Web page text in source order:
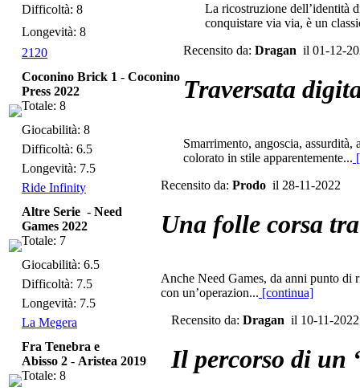
La ricostruzione dell’identità
conquistare via via, è un
Difficoltà: 8
Longevità: 8
2120
Recensito da: Dragan il 01-12-
Traversata
Smarrimento, angoscia,
colorato in stile apparentemente...
Coconino Brick 1 - Coconino
Press 2022
Totale: 8
Giocabilità: 8
Difficoltà: 6.5
Longevità: 7.5
Ride Infinity
Recensito da: Prodo il 28-11-2022
Una folle corsa
Anche Need Games, da anni punto
con un’operazion... [continua]
Altre Serie - Need
Games 2022
Totale: 7
Giocabilità: 6.5
Difficoltà: 7.5
Longevità: 7.5
La Megera
Recensito da: Dragan il 10-11-2022
Il percorso di un
Fra Tenebra e
Abisso 2 - Aristea 2019
Totale: 8